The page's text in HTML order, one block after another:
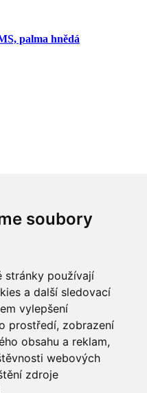
soubory
stránky používají
a další sledovací
vylepšení
prostředí, zobrazení
obsahu a reklam,
webových
zdroje
palma hnědá